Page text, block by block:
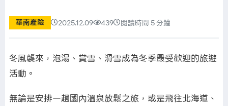
華南產險 2025.12.09 439 閱讀時間 5 分鐘
冬風襲來，泡湯、賞雪、滑雪成為冬季最受歡迎的旅遊
活動。
無論是安排一趟國內溫泉放鬆之旅，或是飛往北海道、